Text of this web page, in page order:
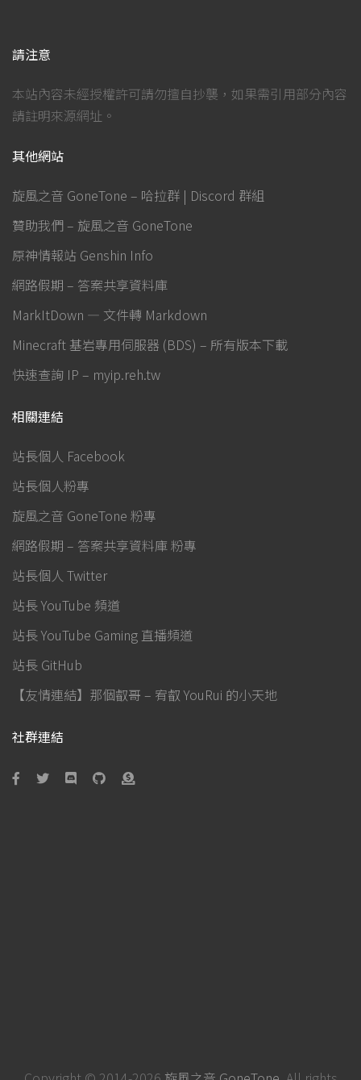
請注意
本站內容未經授權許可請勿擅自抄襲，如果需引用部分內容
請註明來源網址。
其他網站
旋風之音 GoneTone – 哈拉群 | Discord 群組
贊助我們 – 旋風之音 GoneTone
原神情報站 Genshin Info
網路假期 – 答案共享資料庫
MarkItDown — 文件轉 Markdown
Minecraft 基岩專用伺服器 (BDS) – 所有版本下載
快速查詢 IP – myip.reh.tw
相關連結
站長個人 Facebook
站長個人粉專
旋風之音 GoneTone 粉專
網路假期 – 答案共享資料庫 粉專
站長個人 Twitter
站長 YouTube 頻道
站長 YouTube Gaming 直播頻道
站長 GitHub
【友情連結】那個叡哥 – 宥叡 YouRui 的小天地
社群連結